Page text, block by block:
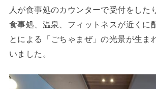
人が食事処のカウンターで受付をした
食事処、温泉、フィットネスが近くに
とによる「ごちゃまぜ」の光景が生ま
いました。